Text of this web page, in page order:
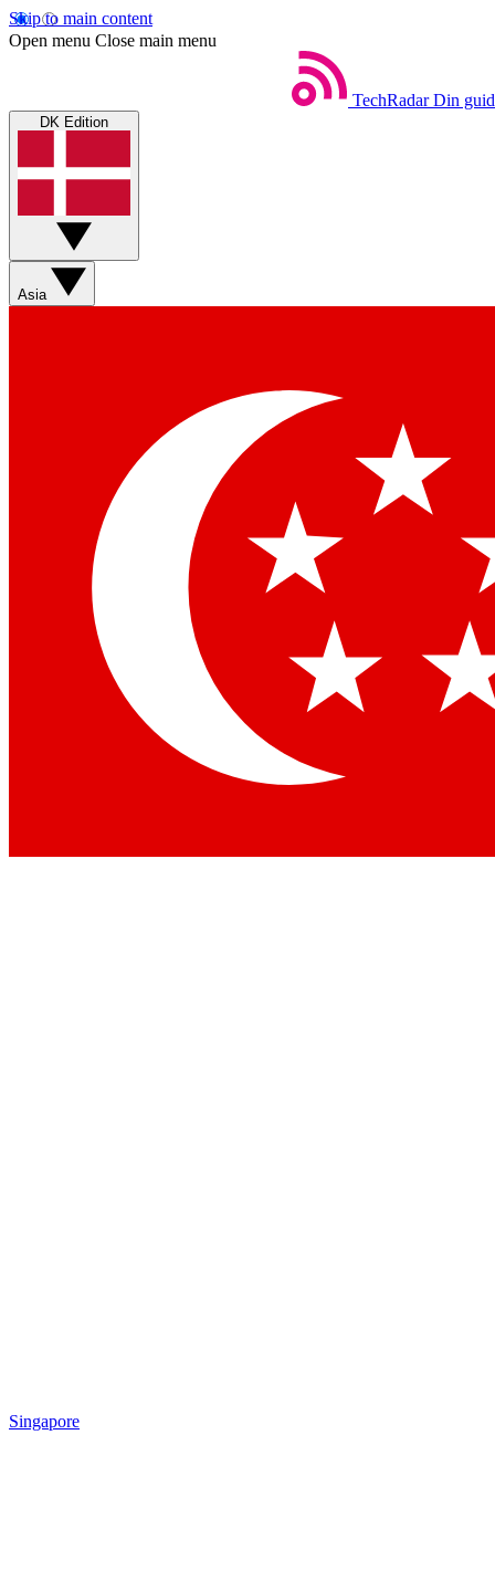
Skip to main content
Open menu Close main menu
TechRadar Din
DK Edition
Asia
Singapore